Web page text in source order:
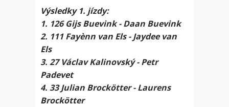
Výsledky 1. jízdy:
1. 126 Gijs Buevink - Daan Buevink
2. 111 Fayènn van Els - Jaydee van
Els
3. 27 Václav Kalinovský - Petr
Padevet
4. 33 Julian Brockötter - Laurens
Brockötter